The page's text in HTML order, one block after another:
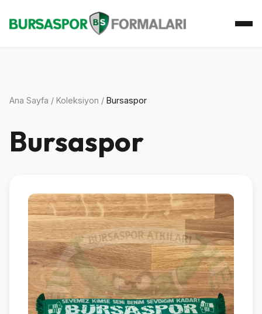
Koleksiyon
Ana Sayfa / Koleksiyon / Bursaspor
Bursaspor